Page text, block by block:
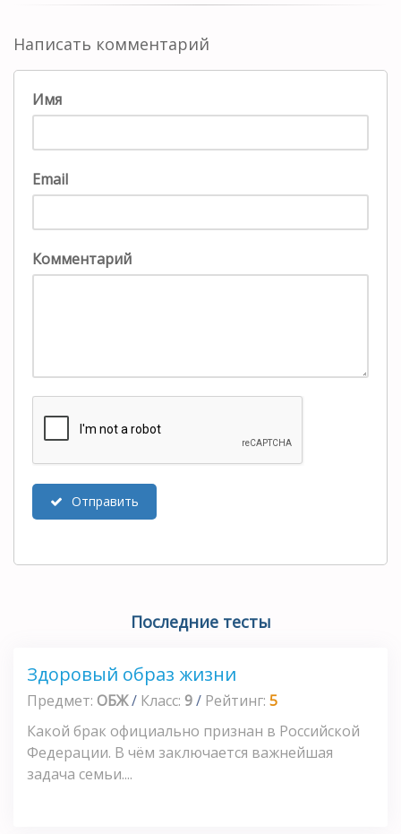
Написать комментарий
Имя
Email
Комментарий
Отправить
Последние тесты
Здоровый образ жизни
Предмет: ОБЖ/ Класс: 9/ Рейтинг: 5
Какой брак официально признан в Российской
Федерации. В чём заключается важнейшая
задача семьи....